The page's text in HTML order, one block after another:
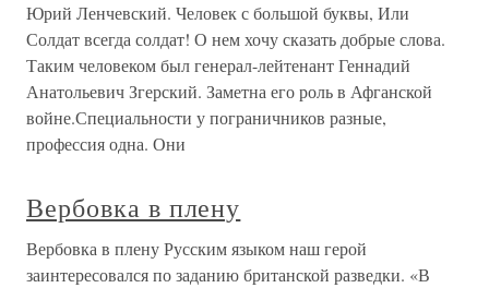
Юрий Ленчевский. Человек с большой буквы, Или
Солдат всегда солдат! О нем хочу сказать добрые слова.
Таким человеком был генерал-лейтенант Геннадий
Анатольевич Згерский. Заметна его роль в Афганской
войне.Специальности у пограничников разные,
профессия одна. Они
Вербовка в плену
Вербовка в плену Русским языком наш герой
заинтересовался по заданию британской разведки. «В